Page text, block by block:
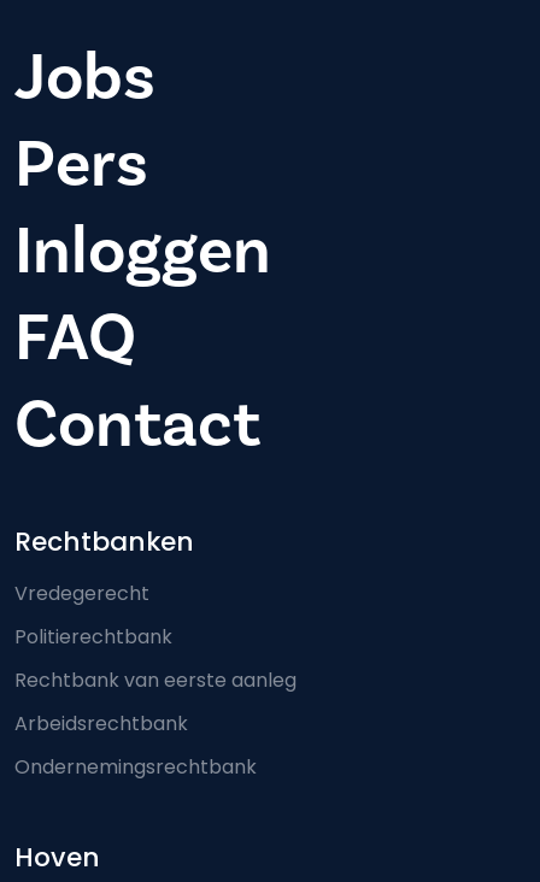
Jobs
Pers
Inloggen
FAQ
Contact
Footer-menu
Rechtbanken
Vredegerecht
Politierechtbank
Rechtbank van eerste aanleg
Arbeidsrechtbank
Ondernemingsrechtbank
Hoven